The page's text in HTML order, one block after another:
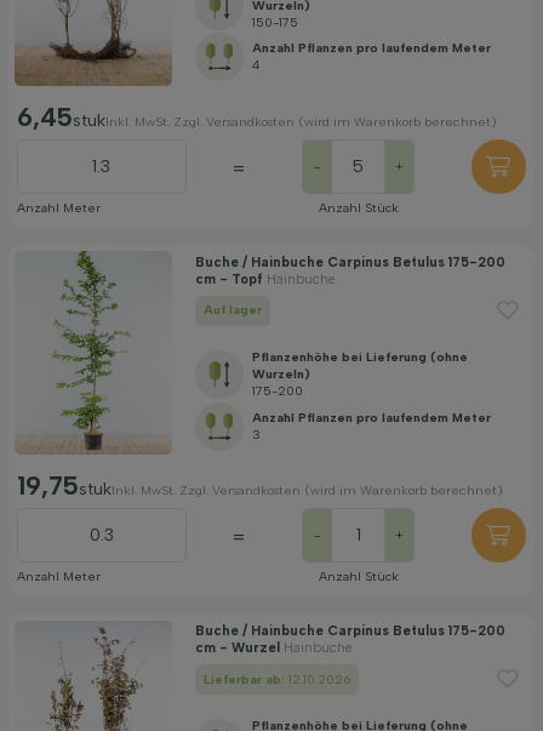
Wurzeln)
150-175
Anzahl Pflanzen pro laufendem Meter
4
6,45stukInkl. MwSt. Zzgl. Versandkosten (wird im Warenkorb berechnet)
Anzahl Meter
= - +
Anzahl Stück
Buche / Hainbuche Carpinus Betulus 175-200
cm - Topf Hainbuche
Auf lager
Pflanzenhöhe bei Lieferung (ohne
Wurzeln)
175-200
Anzahl Pflanzen pro laufendem Meter
3
19,75stukInkl. MwSt. Zzgl. Versandkosten (wird im Warenkorb berechnet)
Anzahl Meter
= - +
Anzahl Stück
Buche / Hainbuche Carpinus Betulus 175-200
cm - Wurzel Hainbuche
Lieferbar ab: 12.10.2026
Pflanzenhöhe bei Lieferung (ohne